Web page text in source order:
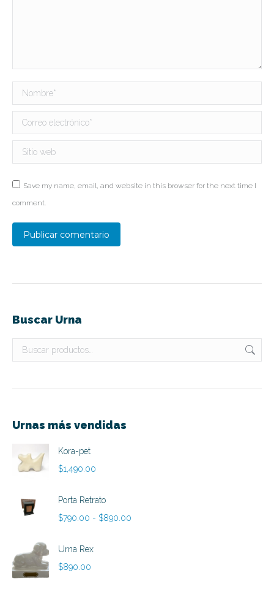
Nombre *
Correo electrónico *
Sitio web
Save my name, email, and website in this browser for the next time I
comment.
Publicar comentario
Buscar Urna
Urnas más vendidas
Kora-pet
$1,490.00
Porta Retrato
$790.00 - $890.00
Urna Rex
$890.00